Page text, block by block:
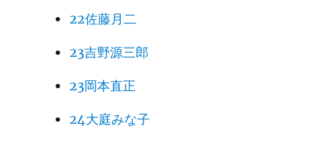
22佐藤月二
23吉野源三郎
23岡本直正
24大庭みな子